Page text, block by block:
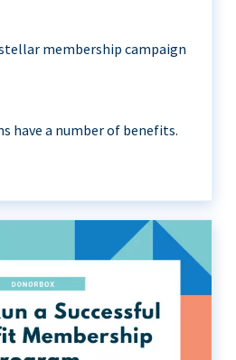
membership campaign
have a number of benefits.